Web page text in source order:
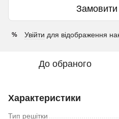
% Увійти для відображення
До обраного
Характеристики
Тип решітки